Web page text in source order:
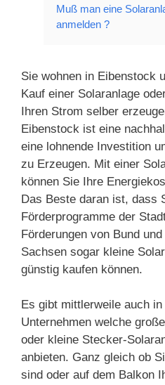
Muß man eine
anmelden ?
Sie wohnen in Eibenstock
Kauf einer Solaranlage
Ihren Strom selber
Eibenstock ist eine
eine lohnende Investition
zu Erzeugen. Mit einer
können Sie Ihre
Das Beste daran ist, dass
Förderprogramme der
Förderungen von Bund
Sachsen sogar kleine
günstig kaufen können.
Es gibt mittlerweile auch
Unternehmen welche
oder kleine Stecker-
anbieten. Ganz gleich ob
sind oder auf dem Balkon